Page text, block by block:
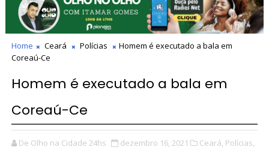
Home Ceará Polícias
Homem é executado a bala em
Coreaú-Ce
Homem é executado a bala em
Coreaú-Ce
De Olho na Cidade 24hs dezembro 16, 2021 Ceará, Polícias,